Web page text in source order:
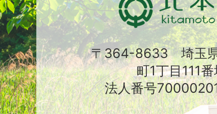
〒364-8633 埼玉
町1丁目111
法人番号